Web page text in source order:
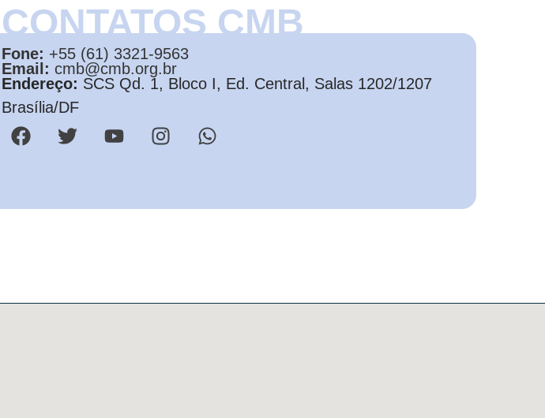
CONTATOS CMB
Fone: +55 (61) 3321-9563
Email: cmb@cmb.org.br
Endereço: SCS Qd. 1, Bloco I, Ed. Central, Salas 1202/1207
Brasília/DF